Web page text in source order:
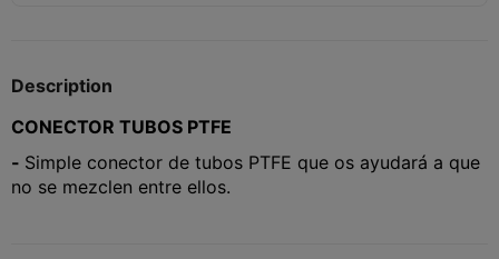
Description
CONECTOR TUBOS PTFE
- Simple conector de tubos PTFE que os ayudará a que
no se mezclen entre ellos.